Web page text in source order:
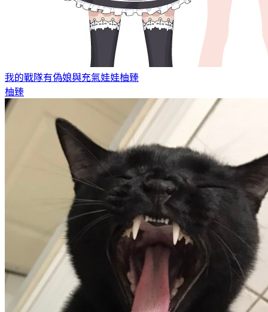
我的戰隊有偽娘與充氣娃娃柚臻
柚臻